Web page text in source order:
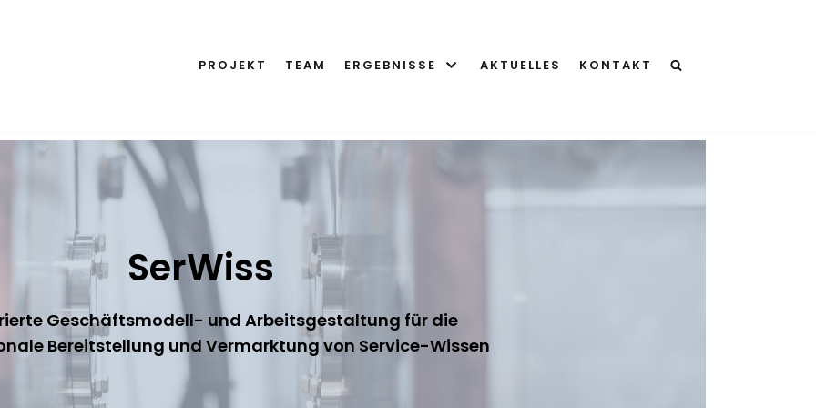
PROJEKT TEAM ERGEBNISSE AKTUELLES KONTAKT
Geschäftsmodell- und Arbeitsgestaltung für die
Bereitstellung und Vermarktung von Service-Wissen
SerWiss